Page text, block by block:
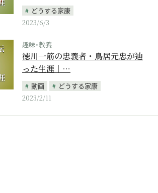
どうする家康
2023/6/3
趣味･教養
徳川一筋の忠義者・鳥居元忠が辿
った生涯｜…
動画
どうする家康
2023/2/11